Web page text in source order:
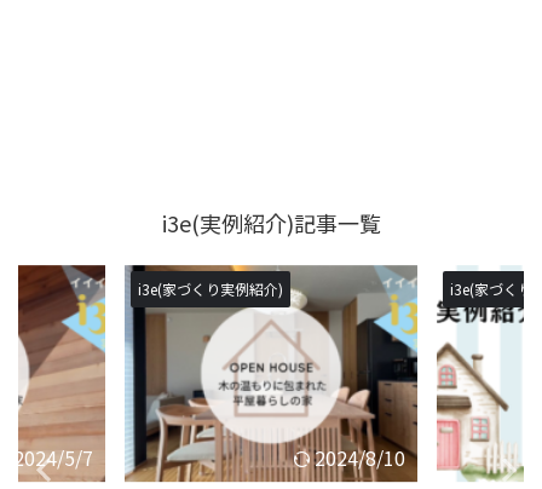
i3e(実例紹介)記事一覧
2024/8/10
i3e(家づくり実例紹介)
2024/8/10
i3e(家づくり